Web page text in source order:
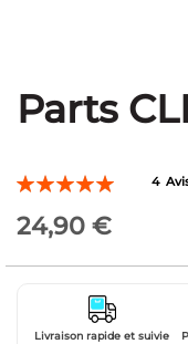
Skip
to
of
images
Parts
Évaluation:
4
24,90 €
Livraison rapide et suivie